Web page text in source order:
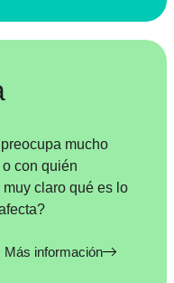
mucho
con quién
claro qué es lo
Más información